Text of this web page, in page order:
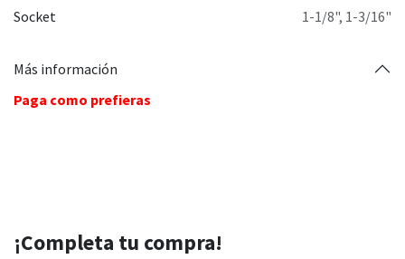
Socket 1-1/8", 1-3/16"
Más información
Paga como prefieras
¡Completa tu compra!